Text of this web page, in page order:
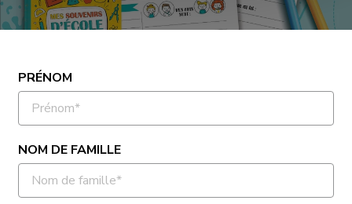
PRÉNOM
NOM DE FAMILLE